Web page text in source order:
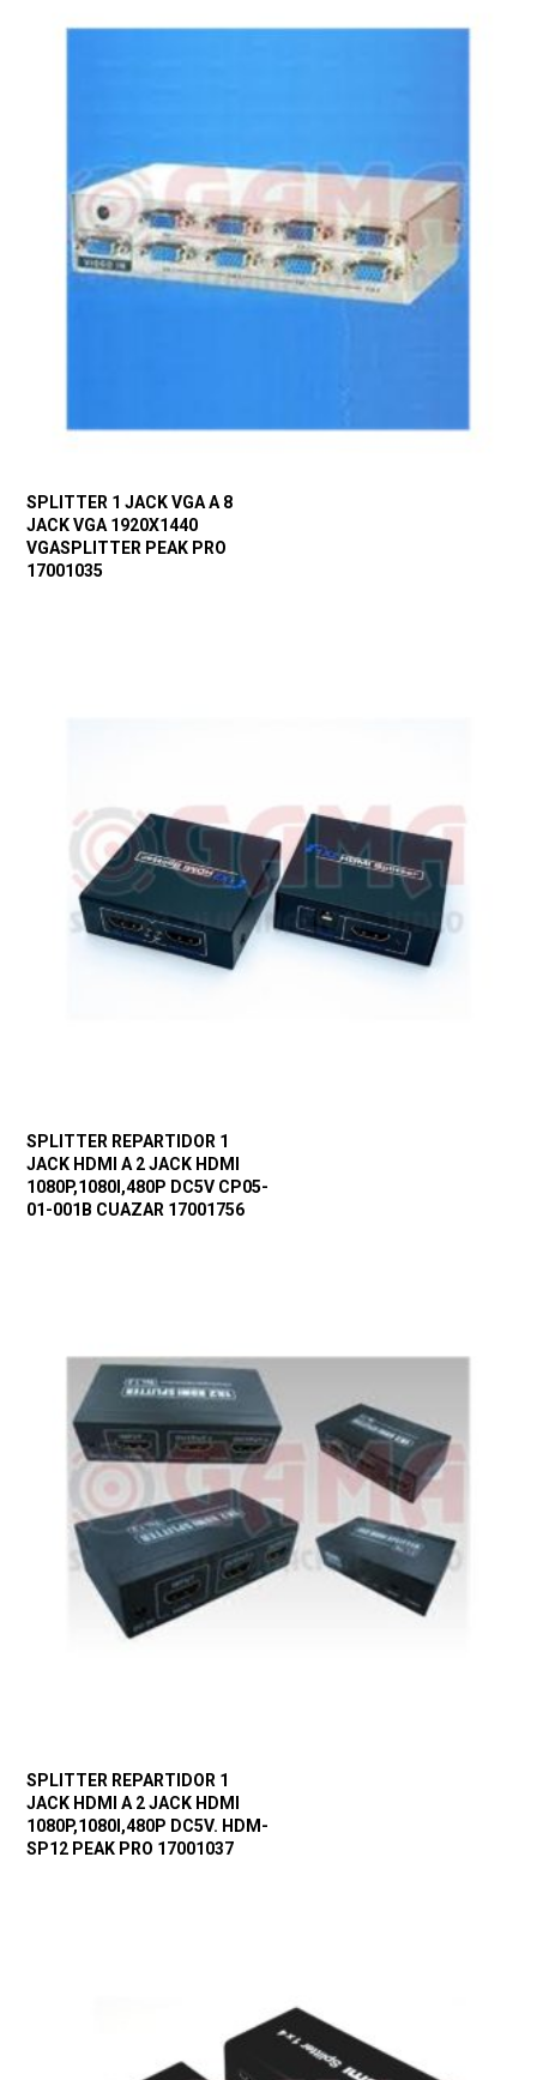
SPLITTER 1 JACK VGA A 8
JACK VGA 1920X1440
VGASPLITTER PEAK PRO
17001035
SPLITTER REPARTIDOR 1
JACK HDMI A 2 JACK HDMI
1080P,1080I,480P DC5V CP05-
01-001B CUAZAR 17001756
SPLITTER REPARTIDOR 1
JACK HDMI A 2 JACK HDMI
1080P,1080I,480P DC5V. HDM-
SP12 PEAK PRO 17001037